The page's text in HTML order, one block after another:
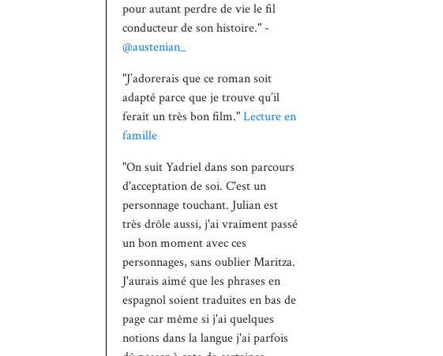
pour autant perdre de vie le fil
conducteur de son histoire." -
@austenian_
"J’adorerais que ce roman soit
adapté parce que je trouve qu’il
ferait un très bon film."Lecture en
famille
"On suit Yadriel dans son parcours
d'acceptation de soi. C'est un
personnage touchant. Julian est
très drôle aussi, j'ai vraiment passé
un bon moment avec ces
personnages, sans oublier Maritza.
J'aurais aimé que les phrases en
espagnol soient traduites en bas de
page car même si j'ai quelques
notions dans la langue j'ai parfois